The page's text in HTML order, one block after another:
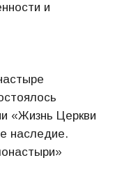
и
«Жизнь Церкви
наследие.